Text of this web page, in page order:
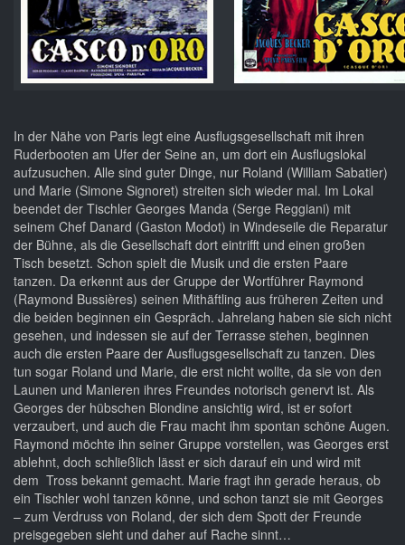
In der Nähe von Paris legt eine Ausflugsgesellschaft mit ihren
Ruderbooten am Ufer der Seine an, um dort ein Ausflugslokal
aufzusuchen. Alle sind guter Dinge, nur Roland (William Sabatier)
und Marie (Simone Signoret) streiten sich wieder mal. Im Lokal
beendet der Tischler Georges Manda (Serge Reggiani) mit
seinem Chef Danard (Gaston Modot) in Windeseile die Reparatur
der Bühne, als die Gesellschaft dort eintrifft und einen großen
Tisch besetzt. Schon spielt die Musik und die ersten Paare
tanzen. Da erkennt aus der Gruppe der Wortführer Raymond
(Raymond Bussières) seinen Mithäftling aus früheren Zeiten und
die beiden beginnen ein Gespräch. Jahrelang haben sie sich nicht
gesehen, und indessen sie auf der Terrasse stehen, beginnen
auch die ersten Paare der Ausflugsgesellschaft zu tanzen. Dies
tun sogar Roland und Marie, die erst nicht wollte, da sie von den
Launen und Manieren ihres Freundes notorisch genervt ist. Als
Georges der hübschen Blondine ansichtig wird, ist er sofort
verzaubert, und auch die Frau macht ihm spontan schöne Augen.
Raymond möchte ihn seiner Gruppe vorstellen, was Georges erst
ablehnt, doch schließlich lässt er sich darauf ein und wird mit
dem Tross bekannt gemacht. Marie fragt ihn gerade heraus, ob
ein Tischler wohl tanzen könne, und schon tanzt sie mit Georges
– zum Verdruss von Roland, der sich dem Spott der Freunde
preisgegeben sieht und daher auf Rache sinnt…